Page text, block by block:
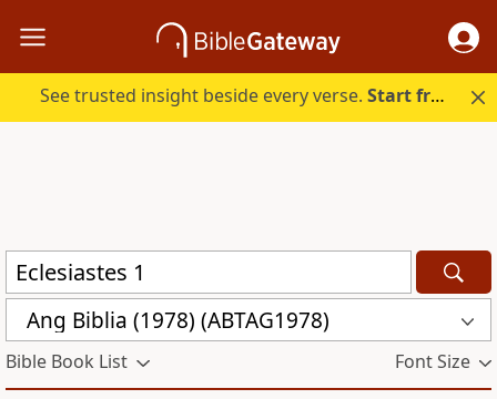
See trusted insight beside every verse.Start free.
Ang Biblia (1978) (ABTAG1978)
Bible Book List Font Size